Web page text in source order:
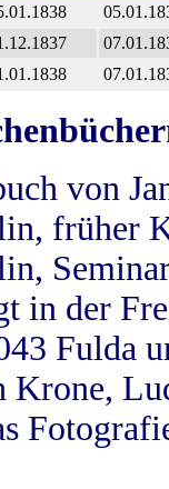
von
früher
in der
Fulda
Krone,